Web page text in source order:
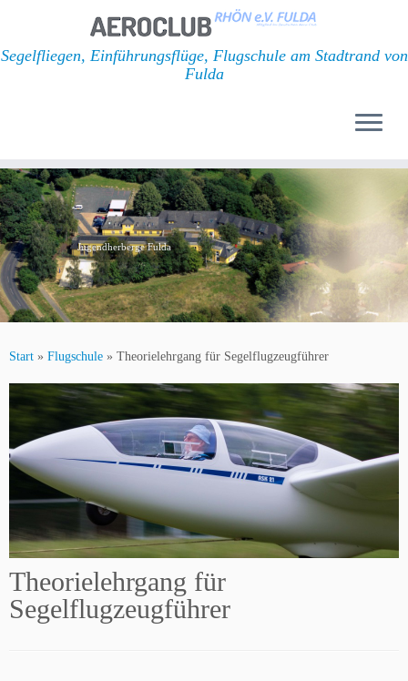
Zum
Inhalt
springen
Segelfliegen, Einführungsflüge, Flugschule am Stadtrand von
Fulda
Jugendherberge Fulda
Start » Flugschule » Theorielehrgang für Segelflugzeugführer
Theorielehrgang für
Segelflugzeugführer